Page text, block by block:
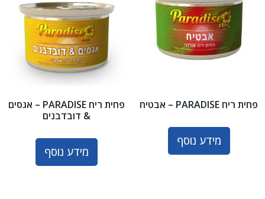
פחית ריח PARADISE – אבטיח
מידע נוסף
פחית ריח PARADISE – אגסים
& דובדבנים
מידע נוסף